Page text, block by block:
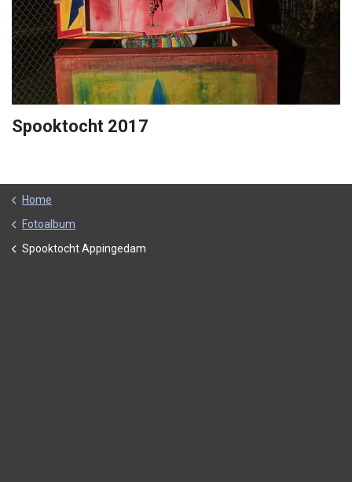
Spooktocht 2017
Home
Fotoalbum
Spooktocht Appingedam